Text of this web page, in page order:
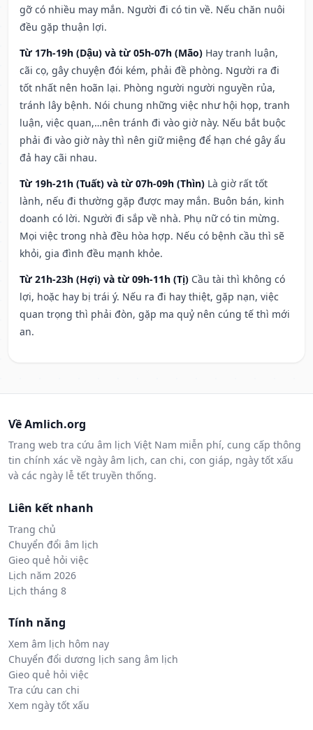
gỡ có nhiều may mắn. Người đi có tin về. Nếu chăn nuôi
đều gặp thuận lợi.
Từ 17h-19h (Dậu) và từ 05h-07h (Mão) Hay tranh luận,
cãi cọ, gây chuyện đói kém, phải đề phòng. Người ra đi
tốt nhất nên hoãn lại. Phòng người người nguyền rủa,
tránh lây bệnh. Nói chung những việc như hội họp, tranh
luận, việc quan,…nên tránh đi vào giờ này. Nếu bắt buộc
phải đi vào giờ này thì nên giữ miệng để hạn ché gây ẩu
đả hay cãi nhau.
Từ 19h-21h (Tuất) và từ 07h-09h (Thìn) Là giờ rất tốt
lành, nếu đi thường gặp được may mắn. Buôn bán, kinh
doanh có lời. Người đi sắp về nhà. Phụ nữ có tin mừng.
Mọi việc trong nhà đều hòa hợp. Nếu có bệnh cầu thì sẽ
khỏi, gia đình đều mạnh khỏe.
Từ 21h-23h (Hợi) và từ 09h-11h (Tị) Cầu tài thì không có
lợi, hoặc hay bị trái ý. Nếu ra đi hay thiệt, gặp nạn, việc
quan trọng thì phải đòn, gặp ma quỷ nên cúng tế thì mới
an.
Về Amlich.org
Trang web tra cứu âm lịch Việt Nam miễn phí, cung cấp thông
tin chính xác về ngày âm lịch, can chi, con giáp, ngày tốt xấu
và các ngày lễ tết truyền thống.
Liên kết nhanh
Trang chủ
Chuyển đổi âm lịch
Gieo quẻ hỏi việc
Lịch năm 2026
Lịch tháng 8
Tính năng
Xem âm lịch hôm nay
Chuyển đổi dương lịch sang âm lịch
Gieo quẻ hỏi việc
Tra cứu can chi
Xem ngày tốt xấu